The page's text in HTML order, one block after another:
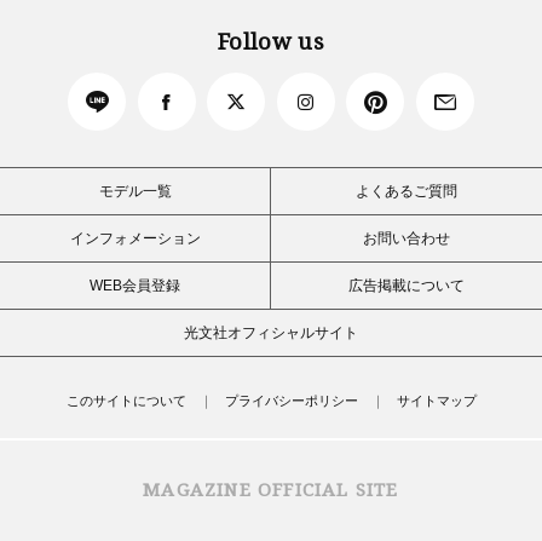
Follow us
モデル一覧 よくあるご質問
インフォメーション お問い合わせ
WEB会員登録 広告掲載について
光文社オフィシャルサイト
このサイトについて プライバシーポリシー サイトマップ
MAGAZINE OFFICIAL SITE